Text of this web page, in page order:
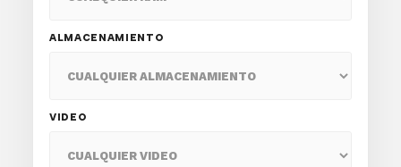
ALMACENAMIENTO
VIDEO